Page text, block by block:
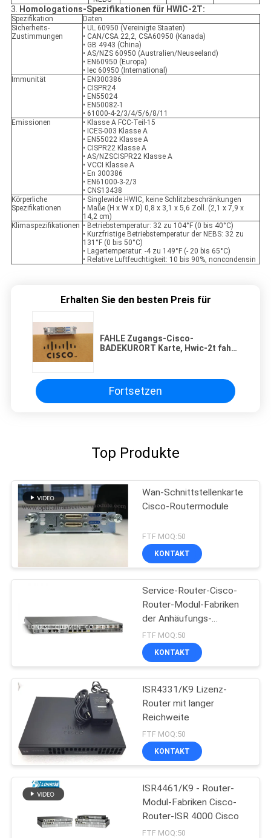
3. Homologations-Spezifikationen für HWIC-2T:
Spezifikation
Daten
Sicherheits-
Zustimmungen
• UL 60950 (Vereinigte Staaten)
• CAN/CSA 22,2, CSA60950 (Kanada)
• GB 4943 (China)
• AS/NZS 60950 (Australien/Neuseeland)
• EN60950 (Europa)
• Iec 60950 (International)
Immunität
• EN300386
• CISPR24
• EN55024
• EN50082-1
• 61000-4-2/3/4/5/6/8/11
Emissionen
• Klasse A FCC-Teil-15
• ICES-003 Klasse A
• EN55022 Klasse A
• CISPR22 Klasse A
• AS/NZSCISPR22 Klasse A
• VCCI Klasse A
• En 300386
• EN61000-3-2/3
• CNS13438
Körperliche
Spezifikationen
• Singlewide HWIC, keine Schlitzbeschränkungen
• Maße (H x W x D) 0,8 x 3,1 x 5,6 Zoll. (2,1 x 7,9 x
14,2 cm)
Klimaspezifikationen • Betriebstemperatur: 32 zu 104°F (0 bis 40°C)
• Kurzfristige Betriebstemperatur der NEBS: 32 zu
131°F (0 bis 50°C)
• Lagertemperatur: -4 zu 149°F (- 20 bis 65°C)
• Relative Luftfeuchtigkeit: 10 bis 90%, noncondensin
Erhalten Sie den besten Preis für
FAHLE Zugangs-Cisco-
BADEKURORT Karte, Hwic-2t fahle
Fortsetzen
Top Produkte
Wan-Schnittstellenkarte
Cisco-Routermodule
FTF MOQ:50
KONTAKT
Service-Router-Cisco-
Router-Modul-Fabriken
der Anhäufungs-
ASR1001
FTF MOQ:50
KONTAKT
ISR4331/K9 Lizenz-
Router mit langer
Reichweite
FTF MOQ:50
KONTAKT
ISR4461/K9 - Router-
Modul-Fabriken Cisco-
Router-ISR 4000 Cisco
FTF MOQ:50